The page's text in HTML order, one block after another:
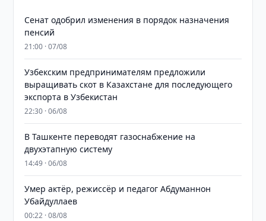
Сенат одобрил изменения в порядок назначения
пенсий
21:00 · 07/08
Узбекским предпринимателям предложили
выращивать скот в Казахстане для последующего
экспорта в Узбекистан
22:30 · 06/08
В Ташкенте переводят газоснабжение на
двухэтапную систему
14:49 · 06/08
Умер актёр, режиссёр и педагог Абдуманнон
Убайдуллаев
00:22 · 08/08